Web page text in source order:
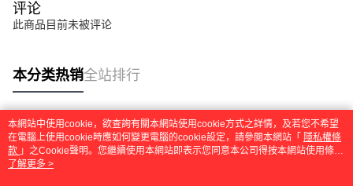
评论
此商品目前未被评论
本分类热销全站排行
热门标签
本網站中使用cookie，欲查詢有關本網站使用cookie方式之詳情，及若您不希望
在電腦上使用cookie時應如何變更電腦的cookie設定，請參閱本網站「 隱私權條
款 」之Cookie聲明。您繼續使用本網站即表示您同意本公司得按本網站使用條款
之Cookie聲明使用cookie。
了解更多 >